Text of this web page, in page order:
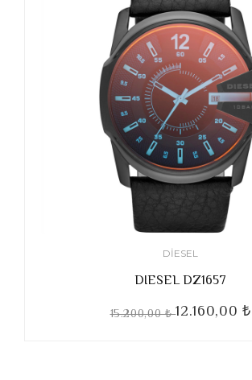
DIESEL
DIESEL DZ1657
15.200,00 ₺12.160,00 ₺